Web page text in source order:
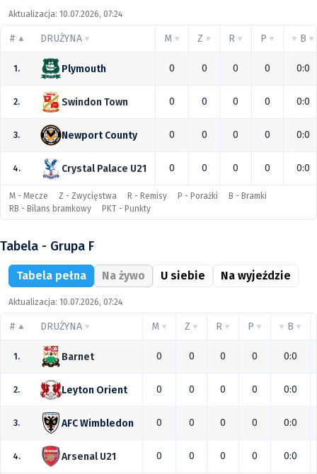
Aktualizacja: 10.07.2026, 07:24
# DRUŻYNA M Z R P B
1. Plymouth 0 0 0 0 0:0
2. Swindon Town 0 0 0 0 0:0
3. Newport County 0 0 0 0 0:0
4. Crystal Palace U21 0 0 0 0 0:0
M - Mecze Z - Zwycięstwa R - Remisy P - Porażki
B - Bramki
RB - Bilans bramkowy
PKT - Punkty
Tabela - Grupa F
Tabela pełna Na żywo U siebie Na wyjeździe
Aktualizacja: 10.07.2026, 07:24
# DRUŻYNA M Z R P B
1. Barnet 0 0 0 0 0:0
2. Leyton Orient 0 0 0 0 0:0
3. AFC Wimbledon 0 0 0 0 0:0
4. Arsenal U21 0 0 0 0 0:0